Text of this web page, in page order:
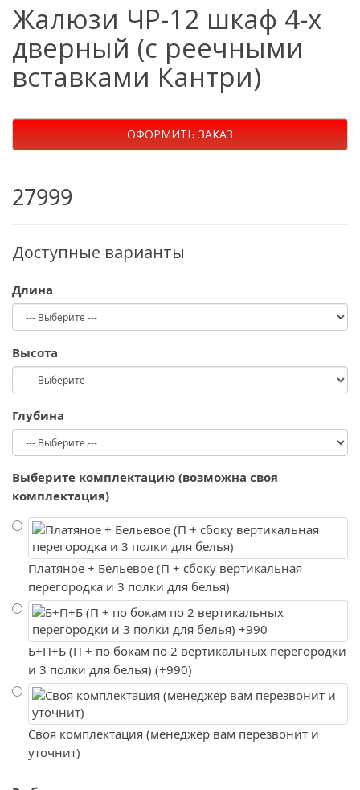
Жалюзи ЧР-12 шкаф 4-х
дверный (с реечными
вставками Кантри)
ОФОРМИТЬ ЗАКАЗ
27999
Доступные варианты
Длина
Высота
Глубина
Выберите комплектацию (возможна своя
комплектация)
Платяное + Бельевое (П + сбоку вертикальная
перегородка и 3 полки для белья)
Б+П+Б (П + по бокам по 2 вертикальных перегородки
и 3 полки для белья) (+990)
Своя комплектация (менеджер вам перезвонит и
уточнит)